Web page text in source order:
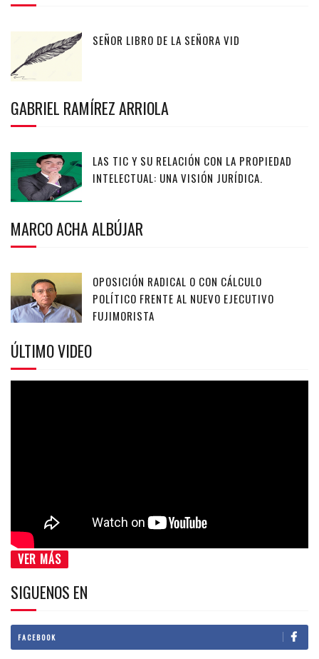
SEÑOR LIBRO DE LA SEÑORA VID
GABRIEL RAMÍREZ ARRIOLA
LAS TIC Y SU RELACIÓN CON LA PROPIEDAD
INTELECTUAL: UNA VISIÓN JURÍDICA.
MARCO ACHA ALBÚJAR
OPOSICIÓN RADICAL O CON CÁLCULO
POLÍTICO FRENTE AL NUEVO EJECUTIVO
FUJIMORISTA
ÚLTIMO VIDEO
VER MÁS
SIGUENOS EN
FACEBOOK